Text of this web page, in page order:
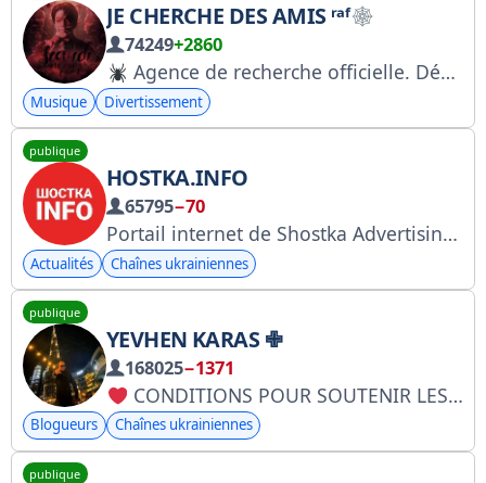
JE CHERCHE DES AMIS ʳᵃᶠ
74249+2860
Agence de recherche officielle. Début : 17.04.24. • Propriétaire : @raphaelwitte (QUERIE-BAN) • Prix : @praicerar • Défenseurs : @dikarka_official @scmcool • VP | Vente par canal : — Design : @ktxp0rt
Musique Divertissement
publique
HOSTKA.INFO
65795−70
Portail internet de Shostka Advertising sur le site et dans les groupes de médias sociaux : +38 050 984 83 07 +38 068 827 48 50 IA. Collaboration - @alina_goncharova11 IA. Chat - t.me/+oAq-vbKLmvpiY2Uy IA. Travail - @shostka_job
Actualités Chaînes ukrainiennes
publique
YEVHEN KARAS ✙
168025−1371
CONDITIONS POUR SOUTENIR LES UNITÉS KARASISM :
Blogueurs Chaînes ukrainiennes
publique